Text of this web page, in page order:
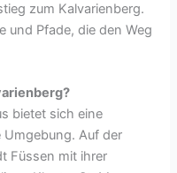
zum Kalvarienberg.
und Pfade, die den Weg
bietet sich eine
Auf der
Füssen mit ihrer